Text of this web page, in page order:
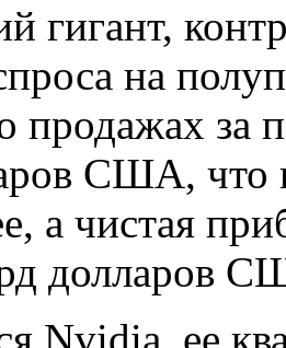
гигант,
на
продажах за
США, что
а чистая
долларов
Nvidia, ее